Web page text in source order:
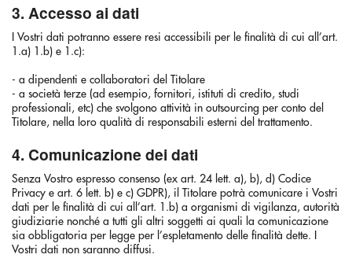
3. Accesso ai dati
I Vostri dati potranno essere resi accessibili per le finalità di cui all’art.
1.a) 1.b) e 1.c):
- a dipendenti e collaboratori del Titolare
- a società terze (ad esempio, fornitori, istituti di credito, studi
professionali, etc) che svolgono attività in outsourcing per conto del
Titolare, nella loro qualità di responsabili esterni del trattamento.
4. Comunicazione dei dati
Senza Vostro espresso consenso (ex art. 24 lett. a), b), d) Codice
Privacy e art. 6 lett. b) e c) GDPR), il Titolare potrà comunicare i Vostri
dati per le finalità di cui all’art. 1.b) a organismi di vigilanza, autorità
giudiziarie nonché a tutti gli altri soggetti ai quali la comunicazione
sia obbligatoria per legge per l’espletamento delle finalità dette. I
Vostri dati non saranno diffusi.